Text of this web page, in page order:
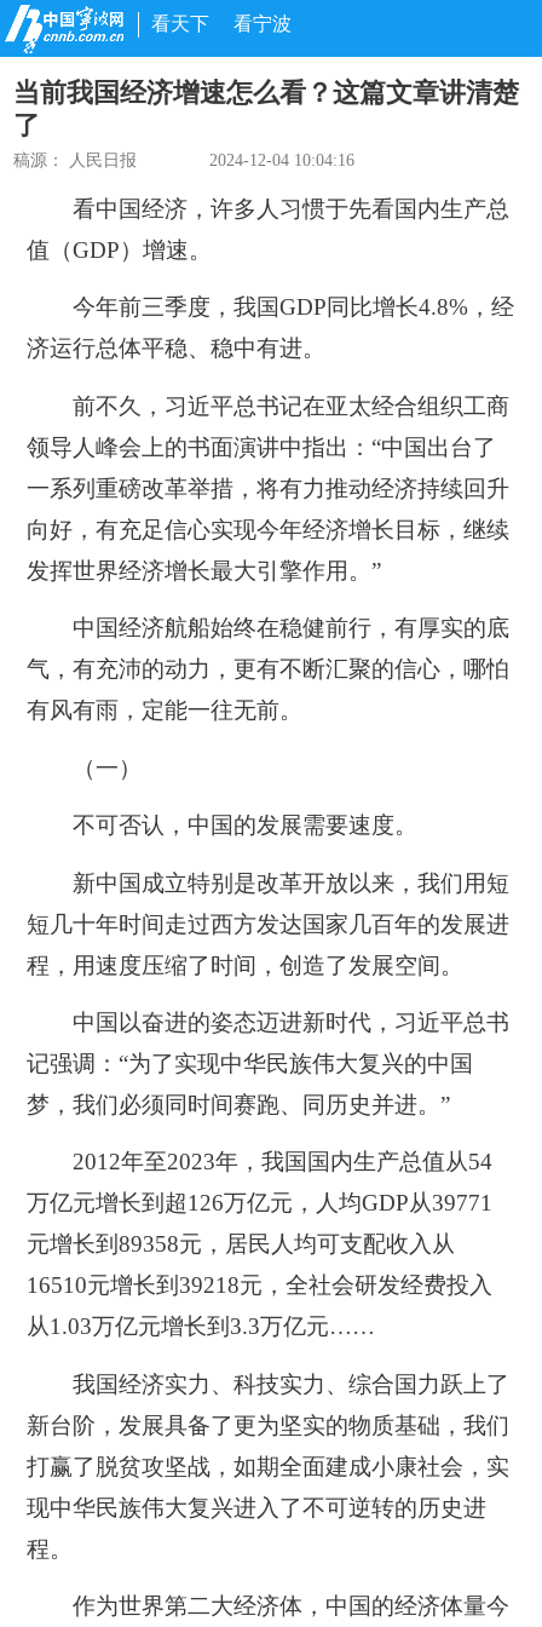
看天下 看宁波
当前我国经济增速怎么看？这篇文章讲清楚
了
稿源： 人民日报 2024-12-04 10:04:16
看中国经济，许多人习惯于先看国内生产总
值（GDP）增速。
今年前三季度，我国GDP同比增长4.8%，经
济运行总体平稳、稳中有进。
前不久，习近平总书记在亚太经合组织工商
领导人峰会上的书面演讲中指出：“中国出台了
一系列重磅改革举措，将有力推动经济持续回升
向好，有充足信心实现今年经济增长目标，继续
发挥世界经济增长最大引擎作用。”
中国经济航船始终在稳健前行，有厚实的底
气，有充沛的动力，更有不断汇聚的信心，哪怕
有风有雨，定能一往无前。
（一）
不可否认，中国的发展需要速度。
新中国成立特别是改革开放以来，我们用短
短几十年时间走过西方发达国家几百年的发展进
程，用速度压缩了时间，创造了发展空间。
中国以奋进的姿态迈进新时代，习近平总书
记强调：“为了实现中华民族伟大复兴的中国
梦，我们必须同时间赛跑、同历史并进。”
2012年至2023年，我国国内生产总值从54
万亿元增长到超126万亿元，人均GDP从39771
元增长到89358元，居民人均可支配收入从
16510元增长到39218元，全社会研发经费投入
从1.03万亿元增长到3.3万亿元……
我国经济实力、科技实力、综合国力跃上了
新台阶，发展具备了更为坚实的物质基础，我们
打赢了脱贫攻坚战，如期全面建成小康社会，实
现中华民族伟大复兴进入了不可逆转的历史进
程。
作为世界第二大经济体，中国的经济体量今